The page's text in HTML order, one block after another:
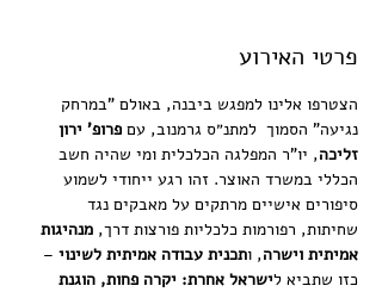
פרטי האירוע
הצטרפו אלינו למפגש ביבנה, באולם "במרחק
נגיעה" הסמוך  למתנ״ס גרמנוב, עם פרופ' ירון
זליכה, יו"ר המפלגה הכלכלית ומי שהיה חשב
הכללי במשרד האוצר. זהו רגע ייחודי לשמוע
סיפורים אישיים מרתקים על מאבקים נגד
שחיתות, רפורמות כלכליות פורצות דרך, מנהיגות
אמיתית וישרה, ותכנית עבודה אמיתית לשינוי –
כזו שתביא לישראל אחרת: יקרה פחות, הוגנת